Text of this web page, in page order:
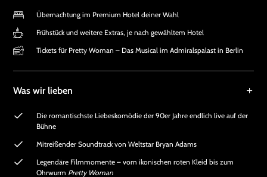
Übernachtung im Premium Hotel deiner Wahl
Frühstück und weitere Extras, je nach gewähltem Hotel
Tickets für Pretty Woman – Das Musical im Admiralspalast in Berlin
Was wir lieben
Die romantischste Liebeskomödie der 90er Jahre endlich live auf der
Bühne
Mitreißender Soundtrack von Weltstar Bryan Adams
Legendäre Filmmomente – vom ikonischen roten Kleid bis zum
Ohrwurm Pretty Woman